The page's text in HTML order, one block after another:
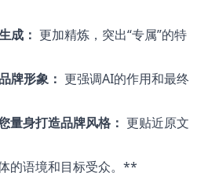
成： 更加精炼，突出“专属”的特
牌形象： 更强调AI的作用和最终
量身打造品牌风格： 更贴近原文
的语境和目标受众。**